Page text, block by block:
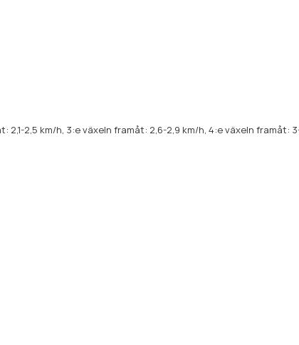
2,1-2,5 km/h, 3:e växeln framåt: 2,6-2,9 km/h, 4:e växeln